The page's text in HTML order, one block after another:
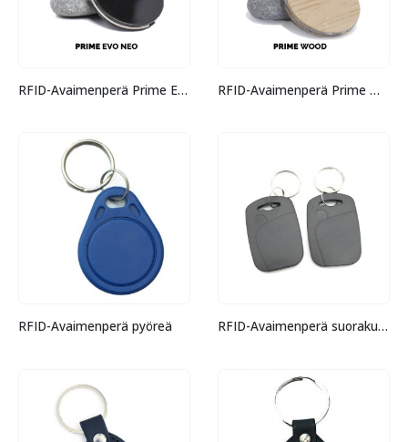
RFID-Avaimenperä Prime EVO NEO RFID-Avaimenperä Prime WOOD
RFID-Avaimenperä pyöreä RFID-Avaimenperä suorakulmio